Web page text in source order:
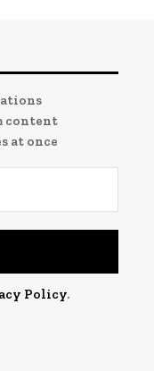
content
at once
Policy.